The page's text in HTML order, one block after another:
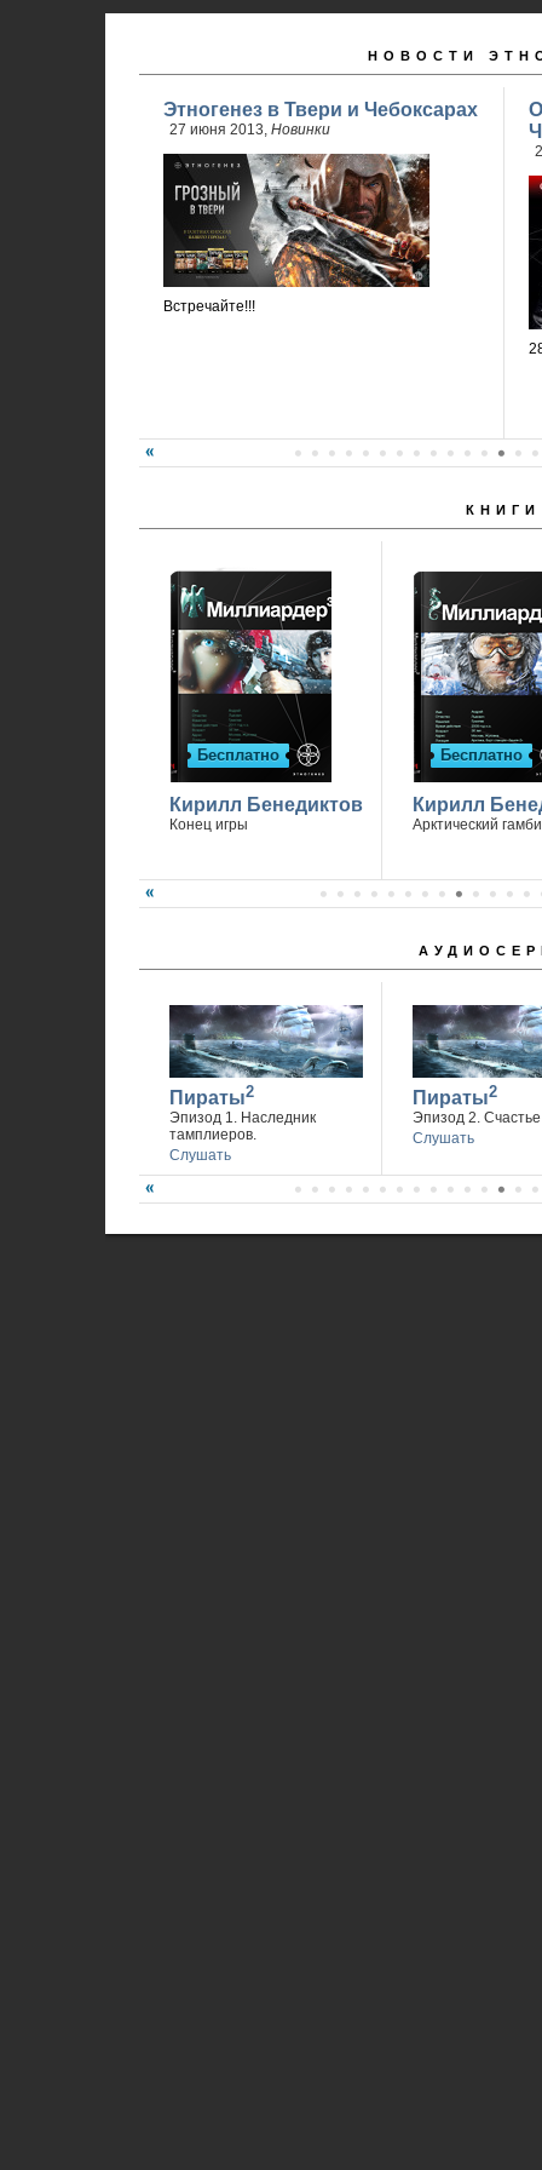
НОВОСТИ
Этногенез в Твери и Чебоксарах
27 июня 2013, Новинки
Встречайте!!!
КНИГИ
Бесплатно
Кирилл Бенедиктов
Конец игры
Бесплатно
Кирилл
Арктический
Пираты2
Эпизод 1. Наследник
тамплиеров.
Слушать
Пираты2
Эпизод 2. Счастье
Слушать